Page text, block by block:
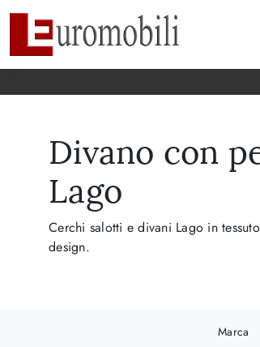
Divano con
Lago
Cerchi salotti e divani Lago in
design.
Marca